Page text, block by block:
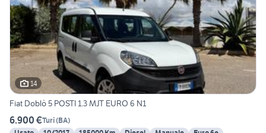
14
Fiat Doblò 5 POSTI 1.3 MJT EURO 6 N1
6.900 €Turi(BA)